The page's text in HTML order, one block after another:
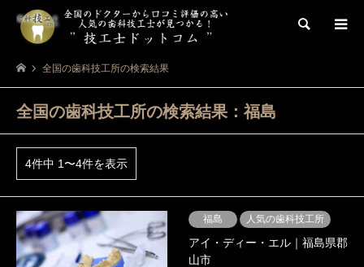
検索
全国の歯科技工所の検索結果
全国の歯科技工所の検索結果：福島
4件中 1〜4件を表示
福島 人気の歯科技工所
アイ・ディー・エル｜福島県郡
山市